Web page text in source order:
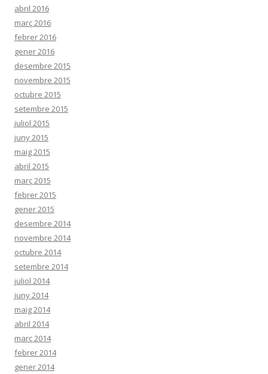
abril 2016
març 2016
febrer 2016
gener 2016
desembre 2015
novembre 2015
octubre 2015
setembre 2015
juliol 2015
juny 2015
maig 2015
abril 2015
març 2015
febrer 2015
gener 2015
desembre 2014
novembre 2014
octubre 2014
setembre 2014
juliol 2014
juny 2014
maig 2014
abril 2014
març 2014
febrer 2014
gener 2014